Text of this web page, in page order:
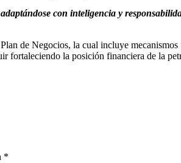
con inteligencia y
de Negocios, la cual incluye
fortaleciendo la posición financiera de la
*